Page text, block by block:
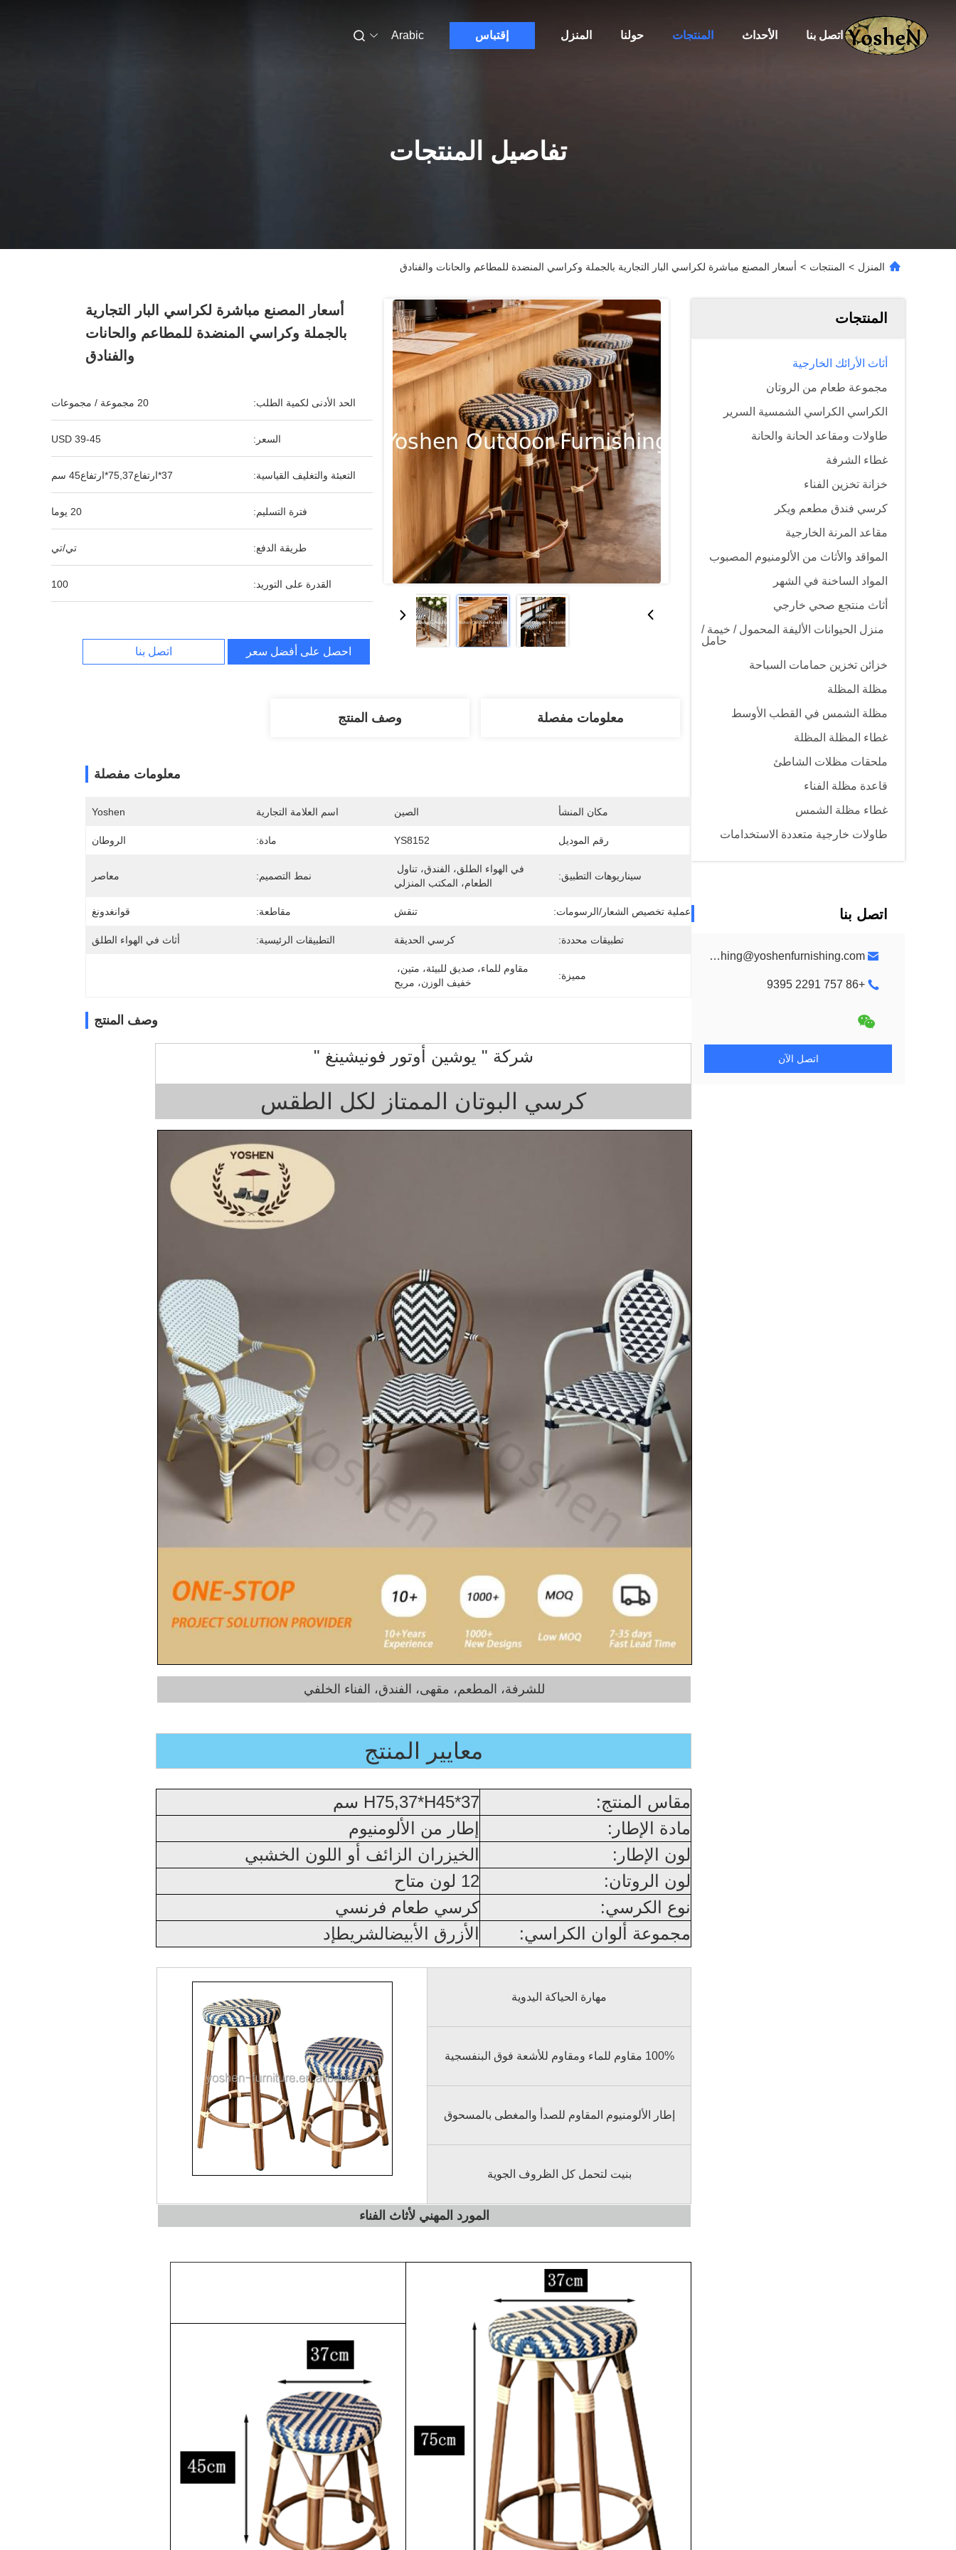
المنزل حولنا المنتجات الأحداث اتصل بنا إقتباس Arabic
تفاصيل المنتجات
المنزل > المنتجات > أسعار المصنع مباشرة لكراسي البار التجارية بالجملة وكراسي المنضدة للمطاعم والحانات والفنادق
المنتجات
أثاث الأرائك الخارجية
مجموعة طعام من الروتان
الكراسي الكراسي الشمسية السرير
طاولات ومقاعد الحانة والحانة
غطاء الشرفة
خزانة تخزين الفناء
كرسي فندق مطعم ويكر
مقاعد المرنة الخارجية
المواقد والأثاث من الألومنيوم المصبوب
المواد الساخنة في الشهر
أثاث منتجع صحي خارجي
منزل الحيوانات الأليفة المحمول / خيمة /
حامل
خزائن تخزين حمامات السباحة
مظلة المظلة
مظلة الشمس في القطب الأوسط
غطاء المظلة المظلة
ملحقات مظلات الشاطئ
قاعدة مظلة الفناء
غطاء مظلة الشمس
طاولات خارجية متعددة الاستخدامات
اتصل بنا
yoshenfurnishing@yoshenfurnishing.com
+86 757 2291 9395
اتصل الآن
أسعار المصنع مباشرة لكراسي البار التجارية
بالجملة وكراسي المنضدة للمطاعم والحانات
والفنادق
الحد الأدنى لكمية الطلب: 20 مجموعة / مجموعات
السعر: USD 39-45
التعبئة والتغليف القياسية: 37*ارتفاع75,37*ارتفاع45 سم
فترة التسليم: 20 يوما
طريقة الدفع: تي/تي
القدرة على التوريد: 100
احصل على أفضل سعر اتصل بنا
معلومات مفصلة وصف المنتج
معلومات مفصلة
مكان المنشأ الصين اسم العلامة التجارية Yoshen
رقم الموديل YS8152 مادة: الروطان
سيناريوهات التطبيق:
الطعام، المكتب المنزلي
نمط التصميم: معاصر
عملية تخصيص الشعار/الرسومات: تنقش مقاطعة: قوانغدونغ
تطبيقات محددة: كرسي الحديقة التطبيقات الرئيسية: أثاث في الهواء الطلق
مميزة:
خفيف الوزن، مريح
وصف المنتج
شركة " يوشين أوتور فونيشينغ "
كرسي البوتان الممتاز لكل الطقس
للشرفة، المطعم، مقهى، الفندق، الفناء الخلفي
معايير المنتج
مقاس المنتج: 37*H75,37*H45
سم
مادة الإطار:
إطار من الألومنيوم
لون الإطار:
الخيزران الزائف أو اللون الخشبي
لون الروتان:
12 لون متاح
نوع الكرسي:
كرسي طعام فرنسي
مجموعة ألوان الكراسي:
الأزرق الأبيضالشريطإد
مهارة الحياكة اليدوية
100% مقاوم للماء ومقاوم للأشعة فوق البنفسجية
إطار الألومنيوم المقاوم للصدأ والمغطى بالمسحوق
بنيت لتحمل كل الظروف الجوية
المورد المهني لأثاث الفناء